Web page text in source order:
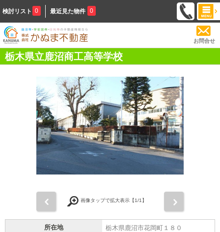
検討リスト 0 最近見た物件 0
お問合せ
栃木県立鹿沼商工高等学校
画像タップで拡大表示【1/1】
所在地 栃木県鹿沼市花岡町１８０